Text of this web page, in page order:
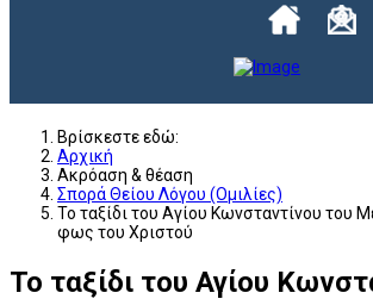
Βρίσκεστε εδώ:
Αρχική
Ακρόαση & θέαση
Σπορά Θείου Λόγου (Ομιλίες)
Το ταξίδι του Αγίου Κωνσταντίνου του
φως του Χριστού
Το ταξίδι του Αγίου